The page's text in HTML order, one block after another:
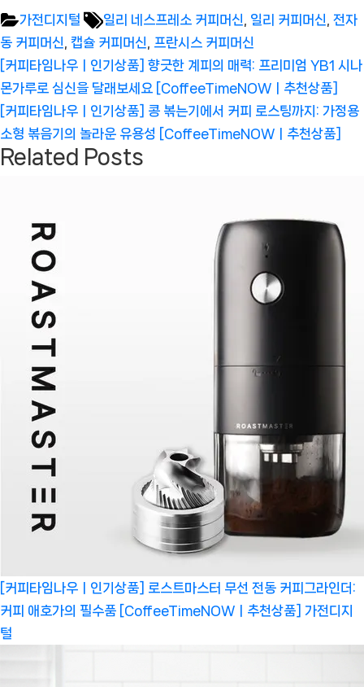
가전디지털 Tags:
일리 네스프레소 커피머신 일리 커피머신 전자
동 커피머신 캡슐 커피머신 프란시스 커피머신
글
탐
색
Previous
Post:
[커피타임나우ㅣ인기상품] 향긋한 계피의 매력: 프리미엄 YB1 시나
몬가루로 심신을 달래보세요 [CoffeeTimeNOWㅣ추천상품]
Next
Post:
[커피타임나우ㅣ인기상품] 콩 볶는기에서 커피 로스팅까지: 가정용
소형 볶음기의 놀라운 유용성 [CoffeeTimeNOWㅣ추천상품]
Related Posts
[커피타임나우ㅣ인기상품] 로스트마스터 무선 전동 커피그라인더:
커피 애호가의 필수품 [CoffeeTimeNOWㅣ추천상품] 가전디지
털